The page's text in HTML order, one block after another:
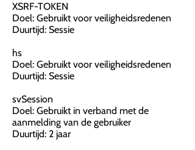
XSRF-TOKEN
Doel: Gebruikt voor veiligheidsredenen
Duurtijd: Sessie
hs
Doel: Gebruikt voor veiligheidsredenen
Duurtijd: Sessie
svSession
Doel: Gebruikt in verband met de
aanmelding van de gebruiker
Duurtijd: 2 jaar